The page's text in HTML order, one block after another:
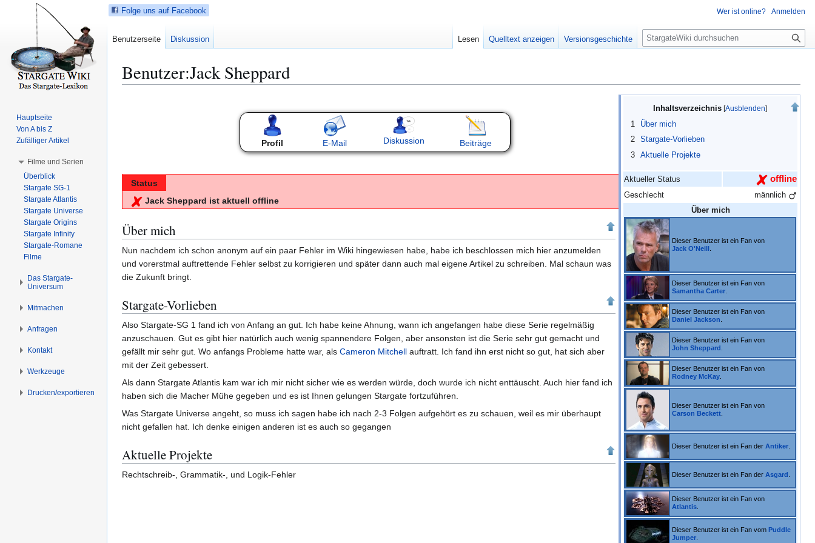
Benutzer:Jack Sheppard
g
a
o
n
s
r
i
n
g
e
n
e
s
r
i
n
g
n
Inhaltsverzeichnis
1
Über mich
2
Stargate-Vorlieben
3
Aktuelle Projekte
Aktueller Status offline
Geschlecht
männlich
Über mich
Dieser Benutzer ist ein Fan von
Jack O'Neill .
Dieser Benutzer ist ein Fan von
Samantha Carter.
Dieser Benutzer ist ein Fan von
Daniel Jackson.
Dieser Benutzer ist ein Fan von
John Sheppard .
Dieser Benutzer ist ein Fan von
Rodney McKay.
Dieser Benutzer ist ein Fan von
Carson Beckett.
Dieser Benutzer ist ein Fan derAntiker.
Dieser Benutzer ist ein Fan derAsgard .
Dieser Benutzer ist ein Fan von
Atlantis.
Dieser Benutzer ist ein Fan vom Puddle
Jumper.
Profil E-Mail Diskussion Beiträge
Status
Jack Sheppard ist aktuell offline
Über mich
Nun nachdem ich schon anonym auf ein paar Fehler im Wiki hingewiesen habe, habe ich beschlossen mich hier anzumelden
und vorerstmal auftrettende Fehler selbst zu korrigieren und später dann auch mal eigene Artikel zu schreiben. Mal schaun was
die Zukunft bringt.
Stargate-Vorlieben
Also Stargate-SG 1 fand ich von Anfang an gut. Ich habe keine Ahnung, wann ich angefangen habe diese Serie regelmäßig
anzuschauen. Gut es gibt hier natürlich auch wenig spannendere Folgen, aber ansonsten ist die Serie sehr gut gemacht und
gefällt mir sehr gut. Wo anfangs Probleme hatte war, als Cameron Mitchell auftratt. Ich fand ihn erst nicht so gut, hat sich aber
mit der Zeit gebessert.
Als dann Stargate Atlantis kam war ich mir nicht sicher wie es werden würde, doch wurde ich nicht enttäuscht. Auch hier fand ich
haben sich die Macher Mühe gegeben und es ist Ihnen gelungen Stargate fortzuführen.
Was Stargate Universe angeht, so muss ich sagen habe ich nach 2-3 Folgen aufgehört es zu schauen, weil es mir überhaupt
nicht gefallen hat. Ich denke einigen anderen ist es auch so gegangen
Aktuelle Projekte
Rechtschreib-, Grammatik-, und Logik-Fehler
Folge uns auf Facebook Wer ist online? Anmelden
Benutzerseite Diskussion Lesen Quelltext anzeigen Versionsgeschichte
S
u
e
Hauptseite
Von A bis Z
Zufälliger Artikel
Filme und Serien
Überblick
Stargate SG-1
Stargate Atlantis
Stargate Universe
Stargate Origins
Stargate Infinity
Stargate-Romane
Filme
Das Stargate-
Universum
Mitmachen
Anfragen
Kontakt
Werkzeuge
Drucken/­exportieren